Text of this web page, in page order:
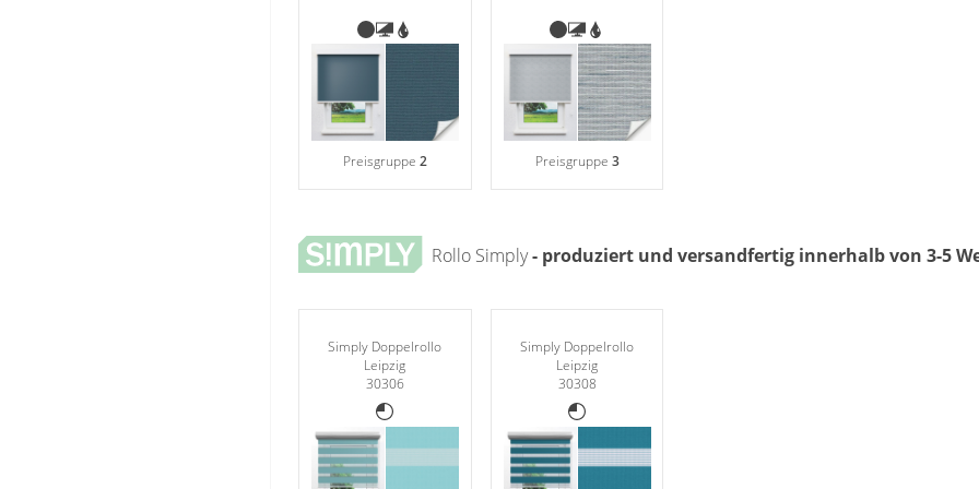
Preisgruppe 2 Preisgruppe 3
Rollo Simply- produziert und versandfertig innerhalb von 3-5
Simply Doppelrollo
Leipzig
30306
Simply Doppelrollo
Leipzig
30308